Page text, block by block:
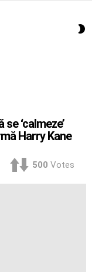
‘calmeze’
Harry Kane
500 Votes